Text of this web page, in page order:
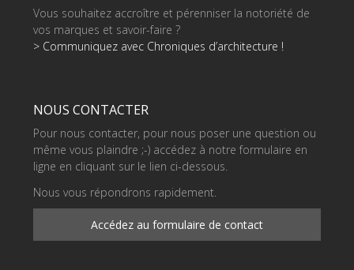
Vous souhaitez accroître et pérenniser la notoriété de
vos marques et savoir-faire ?
> Communiquez avec Chroniques d’architecture !
NOUS CONTACTER
Pour nous contacter, pour nous poser une question ou
même vous plaindre ;-) accédez à notre formulaire en
ligne en cliquant sur le lien ci-dessous.
Nous vous répondrons rapidement.
Accédez au formulaire de contact